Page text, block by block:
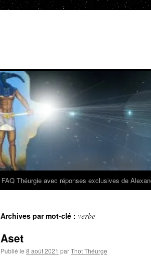
FAQ Théurgie avec réponses exclusives de
Archives par mot-clé : verbe
Aset
Publié le 8 août 2021 parThot Théurge